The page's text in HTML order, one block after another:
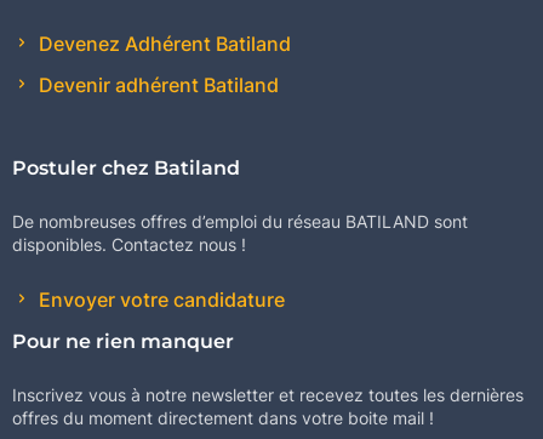
Devenez Adhérent Batiland
Devenir adhérent Batiland
Postuler chez Batiland
De nombreuses offres d’emploi du réseau BATILAND sont
disponibles. Contactez nous !
Envoyer votre candidature
Pour ne rien manquer
Inscrivez vous à notre newsletter et recevez toutes les dernières
offres du moment directement dans votre boite mail !